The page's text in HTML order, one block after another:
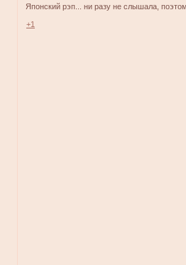
Японский рэп... ни разу не слышала,
+1